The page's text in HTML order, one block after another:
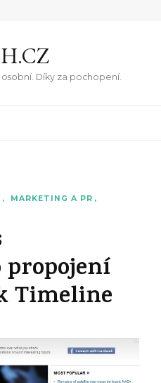
Díky za pochopení.
MARKETING A PR
Timeline